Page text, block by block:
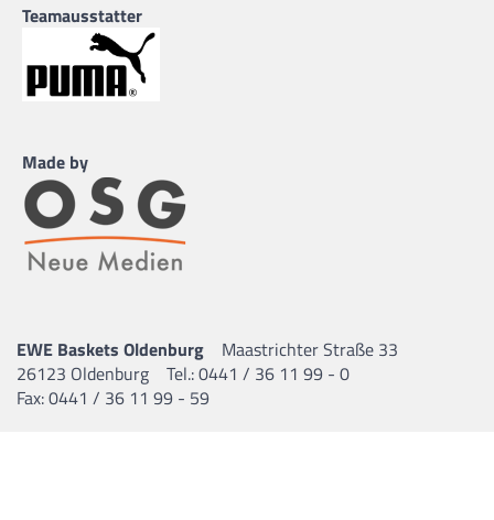
Teamausstatter
Made by
EWE Baskets Oldenburg
Maastrichter Straße 33
26123 Oldenburg
Tel.: 0441 / 36 11 99 - 0
Fax: 0441 / 36 11 99 - 59